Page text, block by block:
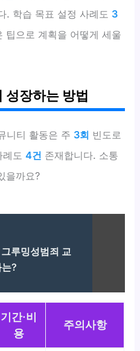
. 학습 목표 설정 사례도 3
팁으로 계획을 어떻게 세울
성장하는 방법
니티 활동은 주 3회 빈도로
례도4건 존재합니다. 소통
을까요?
루밍성범죄 교
?
기간·비
용
주의사항